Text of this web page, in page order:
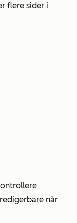
flere sider i
når